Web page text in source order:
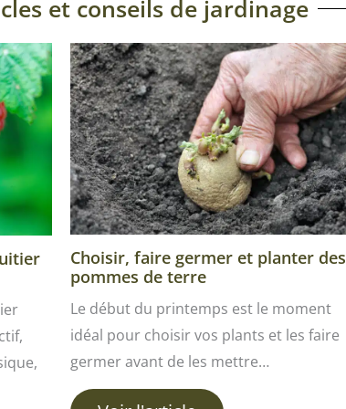
et conseils de jardinage
Choisir, faire germer et planter des
pommes de terre
Le début du printemps est le moment
idéal pour choisir vos plants et les faire
germer avant de les mettre…